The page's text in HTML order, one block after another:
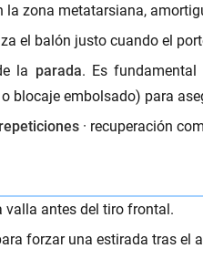
la zona metatarsiana,
el balón justo cuando el
la parada. Es fundamental
blocaje embolsado) para
· recuperación
valla antes del tiro frontal.
forzar una estirada tras el